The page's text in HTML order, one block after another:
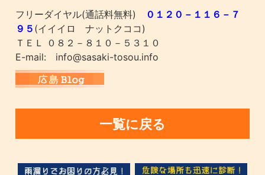
フリーダイヤル(通話料無料)
０１２０－１１６－７
９５ (イイイロ ナットクココ)
ＴＥＬ ０８２－８１０－５３１０
E-mail: info@sasaki-tosou.info
一覧に戻る